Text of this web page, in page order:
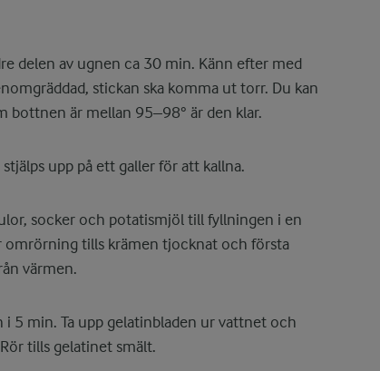
delen av ugnen ca 30 min. Känn efter med
stickan ska komma ut torr. Du kan
bottnen är mellan 95–98° är den klar.
upp på ett galler för att kallna.
socker och potatismjöl till fyllningen i en
omrörning tills krämen tjocknat och första
värmen.
5 min. Ta upp gelatinbladen ur vattnet och
tills gelatinet smält.